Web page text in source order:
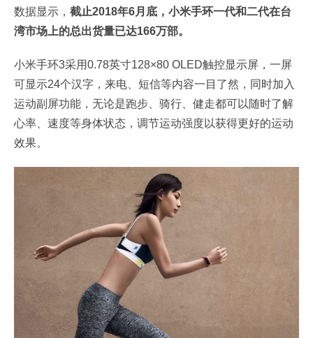
数据显示， 截止2018年6月底，小米手环一代和二代在台
湾市场上的总出货量已达166万部。
小米手环3采用0.78英寸128×80 OLED触控显示屏，一屏
可显示24个汉字，来电、短信等内容一目了然，同时加入
运动副屏功能，无论是跑步、骑行、健走都可以随时了解
心率、速度等身体状态，调节运动强度以获得更好的运动
效果。